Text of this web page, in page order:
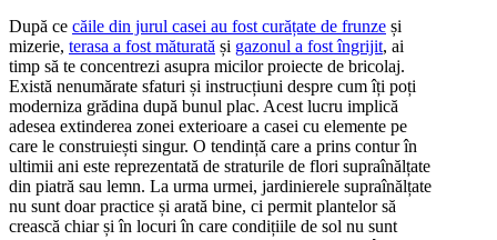
După ce căile din jurul casei au fost curățate de frunze și
mizerie, terasa a fost măturată și gazonul a fost îngrijit, ai
timp să te concentrezi asupra micilor proiecte de bricolaj.
Există nenumărate sfaturi și instrucțiuni despre cum îți poți
moderniza grădina după bunul plac. Acest lucru implică
adesea extinderea zonei exterioare a casei cu elemente pe
care le construiești singur. O tendință care a prins contur în
ultimii ani este reprezentată de straturile de flori supraînălțate
din piatră sau lemn. La urma urmei, jardinierele supraînălțate
nu sunt doar practice și arată bine, ci permit plantelor să
crească chiar și în locuri în care condițiile de sol nu sunt